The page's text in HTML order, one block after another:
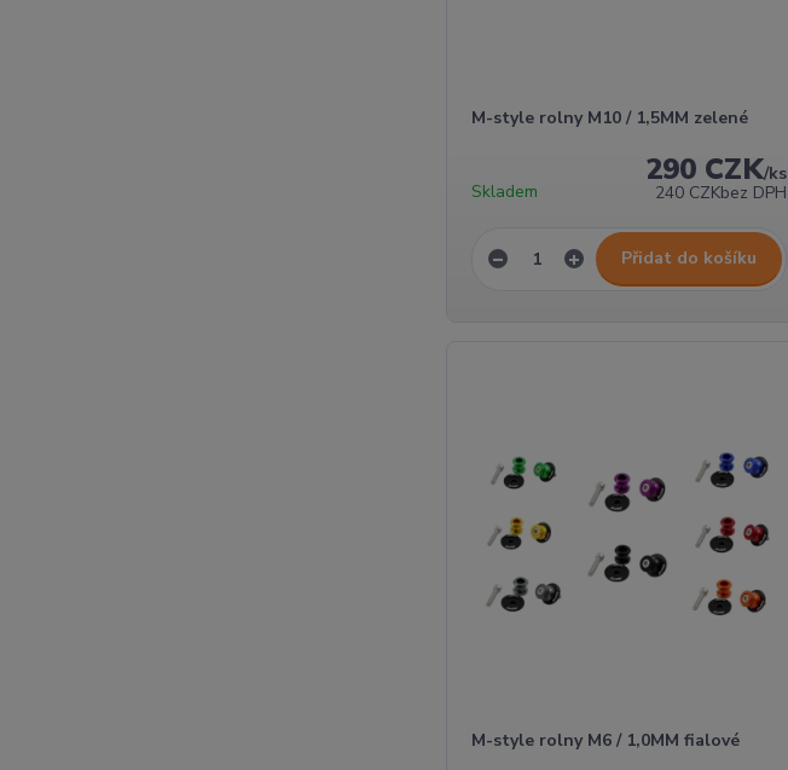
M-style rolny M10 / 1,5MM zelené
290 CZK/ks
240 CZKbez DPH
Skladem
Přidat do košíku
M-style rolny M6 / 1,0MM fialové